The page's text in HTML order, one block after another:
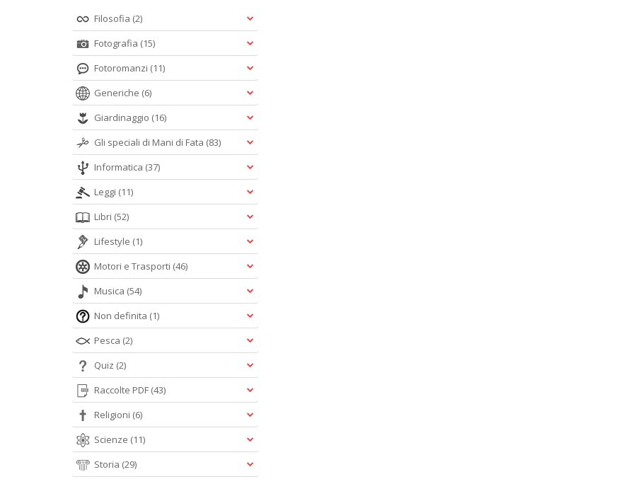
Filosofia (2)
Fotografia (15)
Fotoromanzi (11)
Generiche (6)
Giardinaggio (16)
Gli speciali di Mani di Fata (83)
Informatica (37)
Leggi (11)
Libri (52)
Lifestyle (1)
Motori e Trasporti (46)
Musica (54)
Non definita (1)
Pesca (2)
Quiz (2)
Raccolte PDF (43)
Religioni (6)
Scienze (11)
Storia (29)